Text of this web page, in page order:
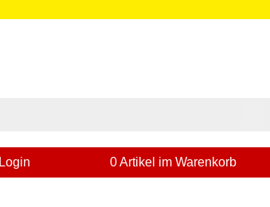
Login 0 Artikel im Warenkorb